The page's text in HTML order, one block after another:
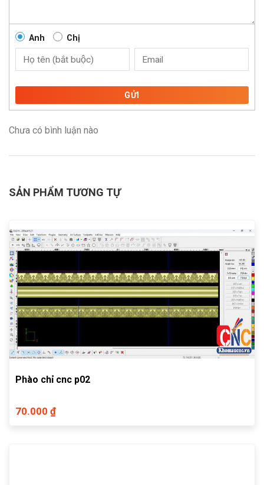
Anh Chị
GỬI
Chưa có bình luận nào
SẢN PHẨM TƯƠNG TỰ
Phào chỉ cnc p02
70.000 ₫